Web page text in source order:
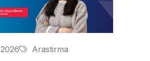
Arastirma